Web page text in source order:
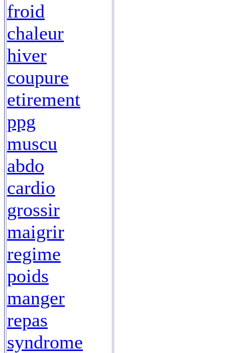
froid
chaleur
hiver
coupure
etirement
ppg
muscu
abdo
cardio
grossir
maigrir
regime
poids
manger
repas
syndrome